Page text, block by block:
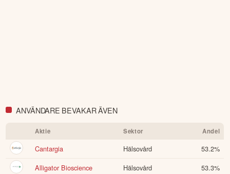
ANVÄNDARE BEVAKAR ÄVEN
Aktie Sektor Andel
Cantargia Hälsovård 53.2%
Alligator Bioscience
Hälsovård 53.3%